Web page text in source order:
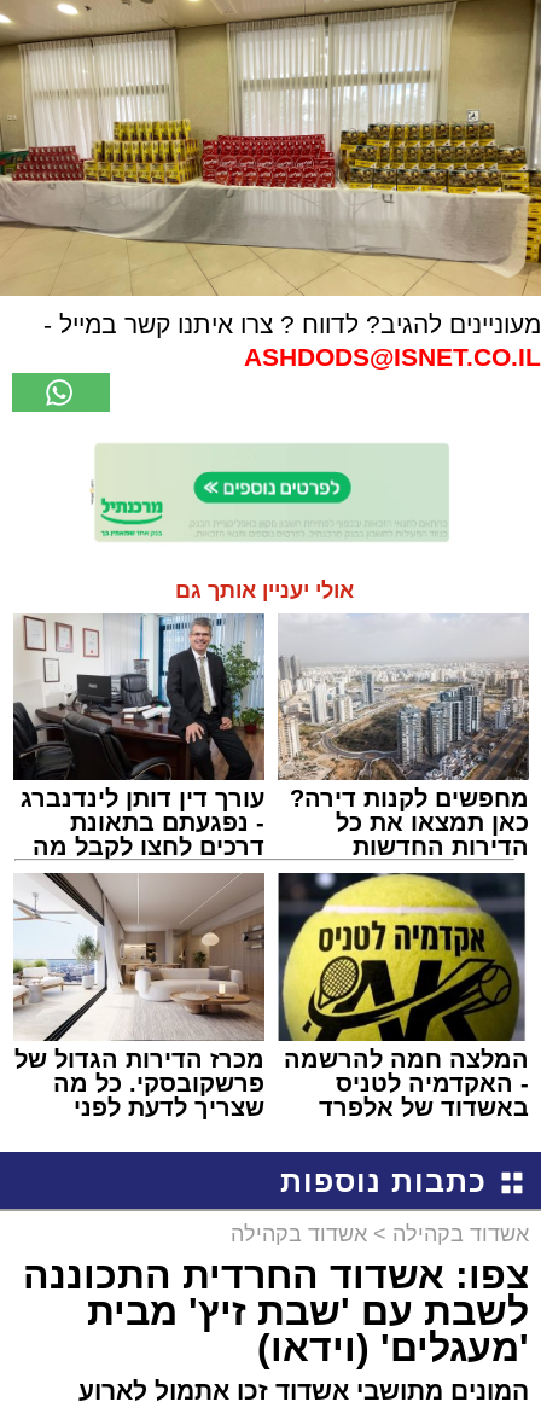
מעוניינים להגיב? לדווח ? צרו איתנו קשר במייל -
ASHDODS@ISNET.CO.IL
אולי יעניין אותך גם
מחפשים לקנות דירה?
כאן תמצאו את כל
הדירות החדשות
למכירה באשדוד >>>
עורך דין דותן לינדנברג
- נפגעתם בתאונת
דרכים לחצו לקבל מה
שמגיע לכם
המלצה חמה להרשמה
- האקדמיה לטניס
באשדוד של אלפרד
מכרז הדירות הגדול של
פרשקובסקי. כל מה
שצריך לדעת לפני
באשדוד
כתבות נוספות
אשדוד בקהילה > אשדוד בקהילה
צפו: אשדוד החרדית התכוננה
לשבת עם 'שבת זיץ' מבית
'מעגלים' (וידאו)
המונים מתושבי אשדוד זכו אתמול לארוע